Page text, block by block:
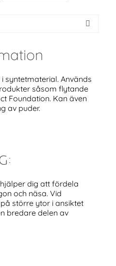
syntetmaterial. Används
såsom flytande
Foundation. Kan även
av puder.
dig att fördela
och näsa. Vid
större ytor i ansiktet
bredare delen av